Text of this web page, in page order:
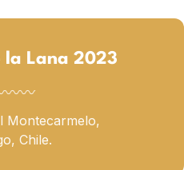
la Lana 2023
〰〰
Montecarmelo,
Chile.